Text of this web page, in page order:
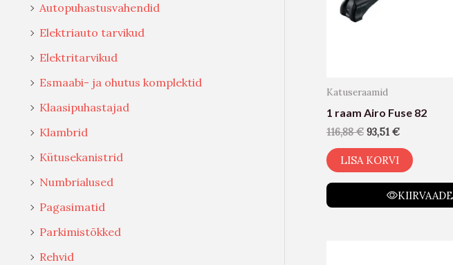
Autopuhastusvahendid
Elektriauto tarvikud
Elektritarvikud
Esmaabi- ja ohutus komplektid
Klaasipuhastajad
Klambrid
Kütusekanistrid
Numbrialused
Pagasimatid
Parkimistõkked
Rehvid
Katuseraamid
1 raam Airo Fuse 82
116,88€ 93,51 €
LISA KORVI
KIIRVAADE